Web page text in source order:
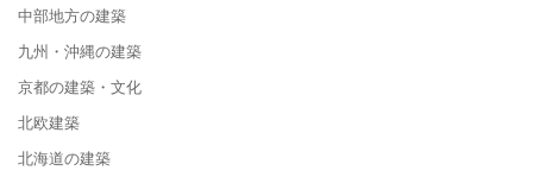
中部地方の建築
九州・沖縄の建築
京都の建築・文化
北欧建築
北海道の建築